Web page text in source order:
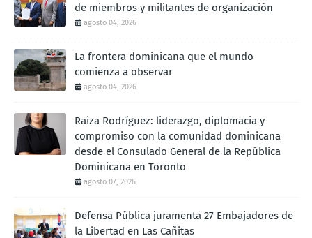
de miembros y militantes de organización
agosto 04, 2026
La frontera dominicana que el mundo
comienza a observar
agosto 04, 2026
Raiza Rodríguez: liderazgo, diplomacia y
compromiso con la comunidad dominicana
desde el Consulado General de la República
Dominicana en Toronto
agosto 07, 2026
Defensa Pública juramenta 27 Embajadores de
la Libertad en Las Cañitas